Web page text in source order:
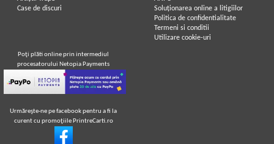
Case de discuri
Soluționarea online a litigiilor
Politica de confidentialitate
Termeni si conditii
Utilizare cookie-uri
Poţi plăti online prin intermediul
procesatorului Netopia Payments
Urmăreşte-ne pe facebook pentru a fi la
curent cu promoţiile PrintreCarti.ro